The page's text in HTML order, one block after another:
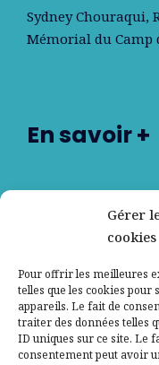
Gérer
cookies
Pour offrir les meilleures
telles que les cookies
appareils. Le fait de
traiter des données telles
ID uniques sur ce site. Le
consentement peut avoir
Sydney Chouraqui,
Mémorial du Camp
En savoir +
Nos
Contactez-nous
Mentions